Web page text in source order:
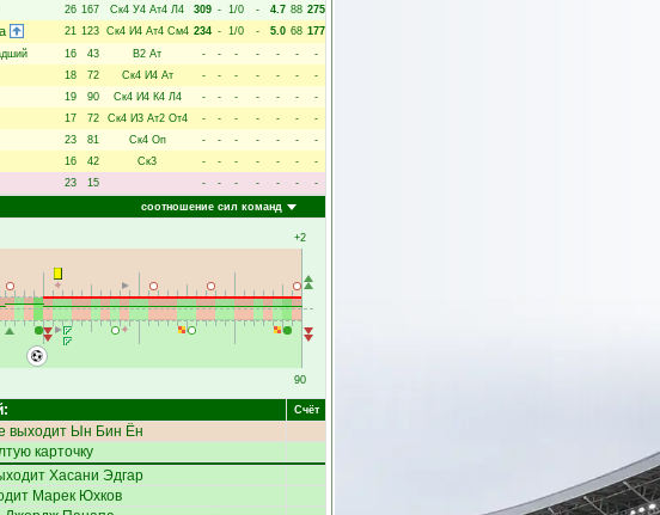
26 167 Ск4 У4 Ат4 Л4 309 - 1/0 - 4.7 88 275
21 123 Ск4 И4 Ат4 См4 234 - 1/0 - 5.0 68 177
16 43 В2 Ат - - - - - -
-
18 72 Ск4 И4 Ат - - - - - -
-
19 90 Ск4 И4 К4 Л4 - - - - - -
-
17 72 Ск4 И3 Ат2 От4 - - - - - -
-
23 81 Ск4 Оп - - - - - -
-
16 42 Ск3 - - - - - -
-
23 15 - - - - - -
-
соотношение сил команд
+2
90
Счёт
выходит Ын Бин Ён
карточку
Хасани Эдгар
Марек Юхков